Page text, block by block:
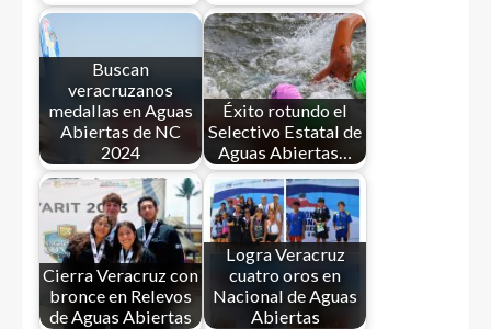
Buscan
veracruzanos
medallas en Aguas
Abiertas de NC
2024
Éxito rotundo el
Selectivo Estatal de
Aguas Abiertas…
Cierra Veracruz con
bronce en Relevos
de Aguas Abiertas
Logra Veracruz
cuatro oros en
Nacional de Aguas
Abiertas